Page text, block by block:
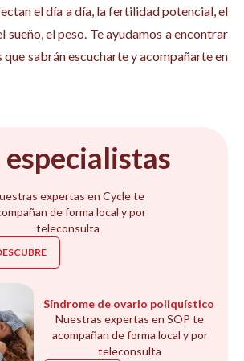
el día a día, la fertilidad potencial, el
sueño, el peso. Te ayudamos a encontrar
sabrán escucharte y acompañarte en
especialistas
expertas en Cycle te
de forma local y por
teleconsulta
Síndrome de ovario poliquístico
Nuestras expertas en SOP te
acompañan de forma local y por
teleconsulta